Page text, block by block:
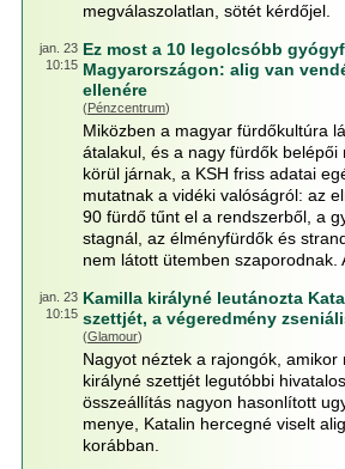
megválaszolatlan, sötét kérdőjel.
jan. 23
10:15
Ez most a 10 legolcsóbb
Magyarországon: alig van
ellenére
(Pénzcentrum)
Miközben a magyar fürdőkultúra
átalakul, és a nagy fürdők belépői
körül járnak, a KSH friss adatai
mutatnak a vidéki valóságról: az
90 fürdő tűnt el a rendszerből, a
stagnál, az élményfürdők és
nem látott ütemben szaporodnak.
jan. 23
10:15
Kamilla királyné leutánozta
szettjét, a végeredmény
(Glamour)
Nagyot néztek a rajongók, amikor
királyné szettjét legutóbbi
összeállítás nagyon hasonlított
menye, Katalin hercegné viselt
korábban.